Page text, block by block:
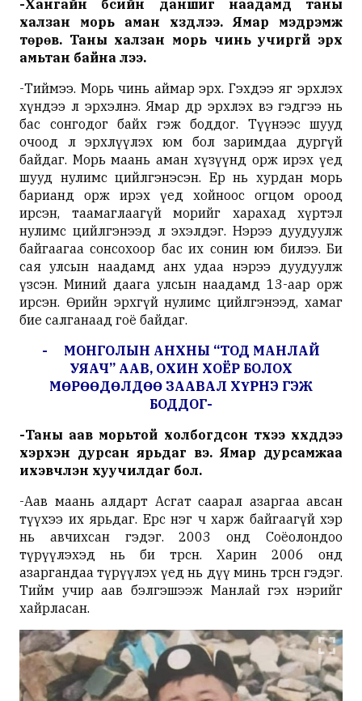
-Хангайн бүсийн даншиг наадамд таны
халзан морь аман хүзүүдлээ. Ямар мэдрэмж
төрөв. Таны халзан морь чинь учиргүй эрх
амьтан байна лээ.
-Тиймээ. Морь чинь аймар эрх. Гэхдээ яг эрхлэх
хүндээ л эрхэлнэ. Ямар өдөр эрхлэх вэ гэдгээ нь
бас сонгодог байх гэж боддог. Түүнээс шууд
очоод л эрхлүүлэх юм бол заримдаа дургүй
байдаг. Морь маань аман хүзүүнд орж ирэх үед
шууд нулимс цийлгэнэсэн. Ер нь хурдан морь
барианд орж ирэх үед хойноос огцом ороод
ирсэн, таамаглаагүй морийг харахад хүртэл
нулимс цийлгэнээд л эхэлдэг. Нэрээ дуудуулж
байгаагаа сонсохоор бас их сонин юм билээ. Би
сая улсын наадамд анх удаа нэрээ дуудуулж
үзсэн. Миний даага улсын наадамд 13-аар орж
ирсэн. Өөрийн эрхгүй нулимсцийлгэнээд,хамаг
бие салганаад гоё байдаг.
- МОНГОЛЫН АНХНЫ “ТОД МАНЛАЙ
УЯАЧ” ААВ, ОХИН ХОЁР БОЛОХ
МӨРӨӨДӨЛДӨӨ ЗААВАЛ ХҮРНЭ ГЭЖ
БОДДОГ-
-Таны аав морьтой холбогдсон түүхээ хүүхдүүдээ
хэрхэн дурсан ярьдаг вэ. Ямар дурсамжаа
ихэвчлэн хуучилдаг бол.
-Аав маань алдарт Асгат саарал азаргаа авсан
түүхээ их ярьдаг. Ерөөсөө нэг ч харж байгаагүй хэр
нь авчихсан гэдэг. 2003 онд Соёолондоо
түрүүлэхэд нь би төрсөн. Харин 2006 онд
азаргандаа түрүүлэх үед нь дүү минь төрсөн гэдэг.
Тийм учир аав бэлгэшээж Манлай гэх нэрийг
хайрласан.